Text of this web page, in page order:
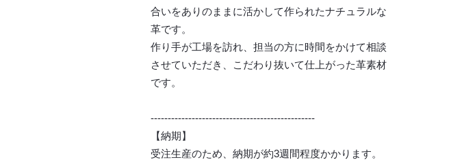
合いをありのままに活かして作られたナチュラルな
革です。
作り手が工場を訪れ、担当の方に時間をかけて相談
させていただき、こだわり抜いて仕上がった革素材
です。
------------------------------------------------
【納期】
受注生産のため、納期が約3週間程度かかります。